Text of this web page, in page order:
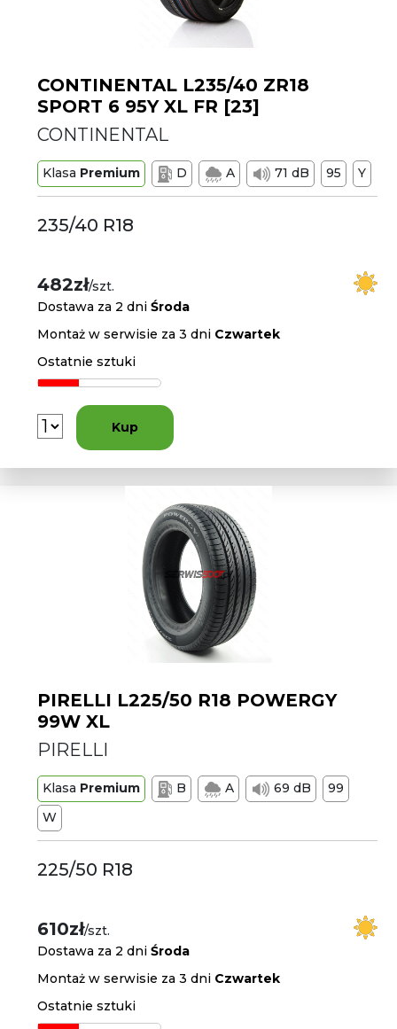
CONTINENTAL L235/40 ZR18
SPORT 6 95Y XL FR [23]
CONTINENTAL
Klasa Premium D A 71 dB 95 Y
235/40 R18
482zł/szt.
Dostawa za 2 dniŚroda
Montaż w serwisie za 3 dni Czwartek
Ostatnie sztuki
Kup
PIRELLI L225/50 R18 POWERGY
99W XL
PIRELLI
Klasa Premium B A 69 dB
99
W
225/50 R18
610zł/szt.
Dostawa za 2 dniŚroda
Montaż w serwisie za 3 dni Czwartek
Ostatnie sztuki